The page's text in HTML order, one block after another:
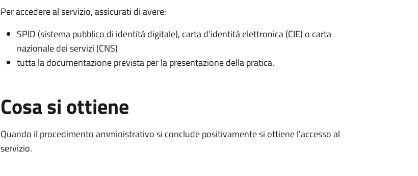
Per accedere al servizio, assicurati di avere:
SPID (sistema pubblico di identità digitale), carta d’identità elettronica (CIE) o carta
nazionale dei servizi (CNS)
tutta la documentazione prevista per la presentazione della pratica.
Cosa si ottiene
Quando il procedimento amministrativo si conclude positivamente si ottiene l'accesso al
servizio.